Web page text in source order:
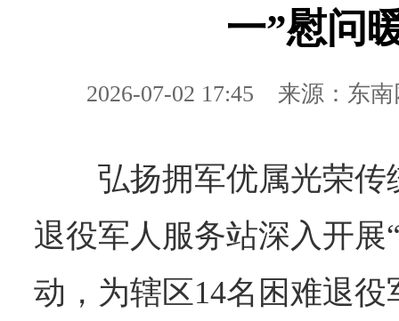
一”慰问
2026-07-02 17:45 来源：东南
弘扬拥军优属光荣
退役军人服务站深入开展
动，为辖区14名困难退